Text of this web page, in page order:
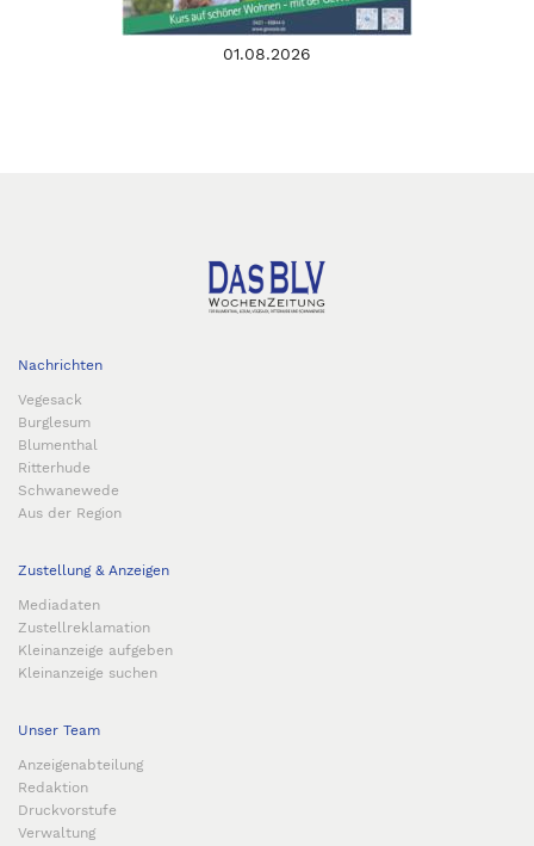
01.08.2026
Nachrichten
Vegesack
Burglesum
Blumenthal
Ritterhude
Schwanewede
Aus der Region
Zustellung & Anzeigen
Mediadaten
Zustellreklamation
Kleinanzeige aufgeben
Kleinanzeige suchen
Unser Team
Anzeigenabteilung
Redaktion
Druckvorstufe
Verwaltung